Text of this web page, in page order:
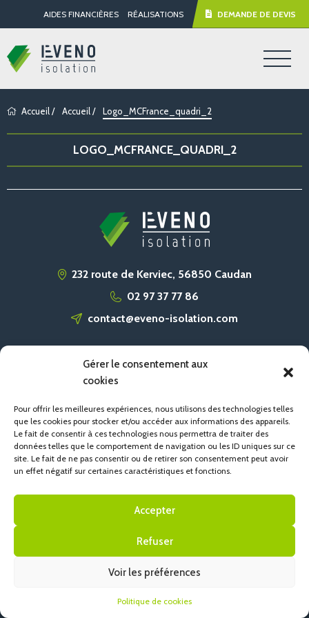
Gérer le consentement aux
cookies
Pour offrir les meilleures expériences, nous utilisons des technologies telles
que les cookies pour stocker et/ou accéder aux informations des appareils.
Le fait de consentir à ces technologies nous permettra de traiter des
données telles que le comportement de navigation ou les ID uniques sur ce
site. Le fait de ne pas consentir ou de retirer son consentement peut avoir
un effet négatif sur certaines caractéristiques et fonctions.
Accepter
Refuser
Voir les préférences
Politique de cookies
AIDES FINANCIÈRES RÉALISATIONS DEMANDE DE DEVIS
Accueil/ Accueil/ Logo_MCFrance_quadri_2
LOGO_MCFRANCE_QUADRI_2
232 route de Kerviec, 56850 Caudan
02 97 37 77 86
contact@eveno-isolation.com
ACCUEIL
POLITIQUE DE COOKIES (UE)